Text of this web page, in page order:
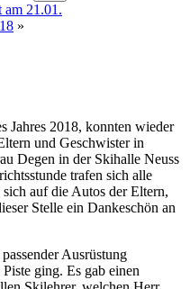
am 21.01.
»
Jahres 2018, konnten wieder
und Geschwister in
Degen in der Skihalle Neuss
trafen sich alle
auf die Autos der Eltern,
Stelle ein Dankeschön an
Ausrüstung
ging. Es gab einen